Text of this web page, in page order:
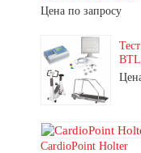
Цена по запросу
CardioPoint Holter